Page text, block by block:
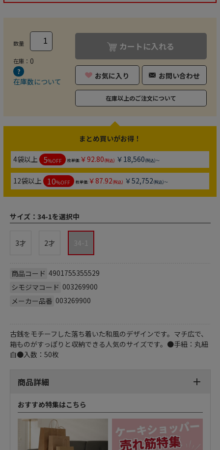
数量
在庫： 0
在庫数について
カートに入れる
お気に入り お問い合わせ
在庫以上のご注文について
まとめ買いがお得！
4袋以上 5%OFF 枚単価:￥92.80(税込) ￥18,560(税込)～
12袋以上 10%OFF 枚単価:￥87.92(税込) ￥52,752(税込)～
サイズ： 34-1を選択中
3才 2才 34-1
商品コード 4901755355529
シモジマコード 003269900
メーカー品番 003269900
古銭をモチーフした落ち着いた和風のデザインです。マチ広で、
箱ものがすっぽりと収納できる人気のサイズです。●手紐：丸紐
白●入数：50枚
商品詳細
おすすめ特集はこちら